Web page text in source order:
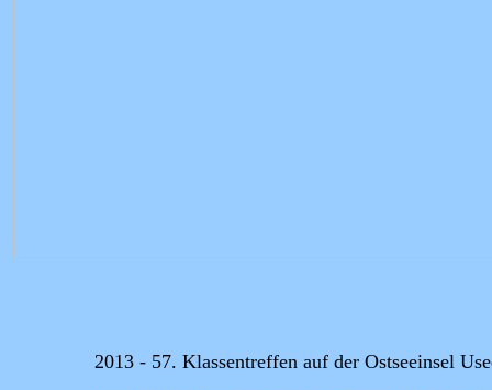
2013 - 57. Klassentreffen auf der Ostseeinsel